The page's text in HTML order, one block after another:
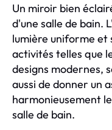
Un miroir bien
d'une salle de bain.
lumière uniforme et
activités telles que
designs modernes,
aussi de donner un
harmonieusement
salle de bain.